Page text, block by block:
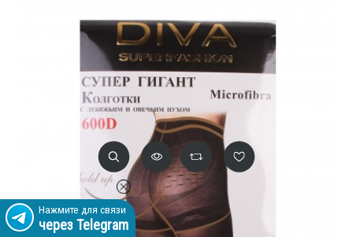
Нажмите для связи
через Telegram